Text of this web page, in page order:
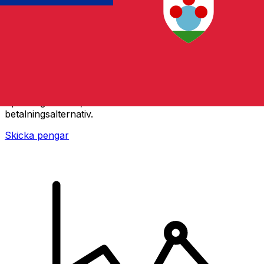
betalningsalternativ.
Skicka pengar